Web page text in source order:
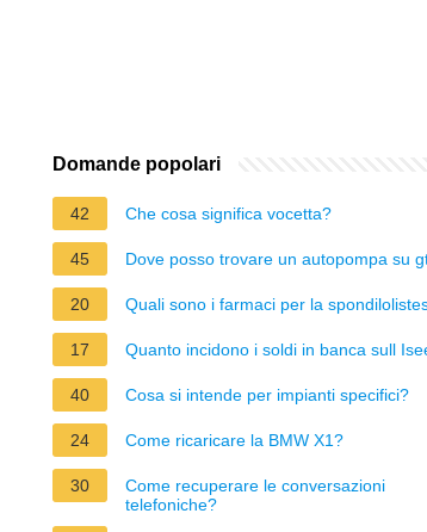
Domande popolari
42 Che cosa significa vocetta?
45 Dove posso trovare un autopompa su
20 Quali sono i farmaci per la
17 Quanto incidono i soldi in banca sull
40 Cosa si intende per impianti specifici?
24 Come ricaricare la BMW X1?
30
Come recuperare le conversazioni
telefoniche?